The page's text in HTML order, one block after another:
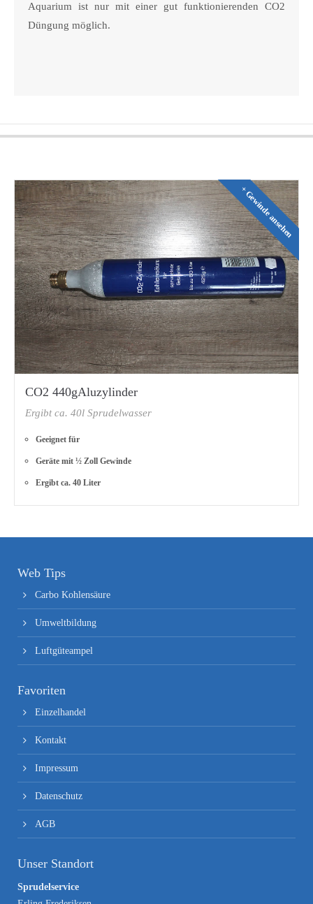
Aquarium ist nur mit einer gut funktionierenden CO2
Düngung möglich.
+ Gewinde ansehen
CO2 440gAluzylinder
Ergibt ca. 40l Sprudelwasser
Geeignet für
Geräte mit ½ Zoll Gewinde
Ergibt ca. 40 Liter
Web Tips
Carbo Kohlensäure
Umweltbildung
Luftgüteampel
Favoriten
Einzelhandel
Kontakt
Impressum
Datenschutz
AGB
Unser Standort
Sprudelservice